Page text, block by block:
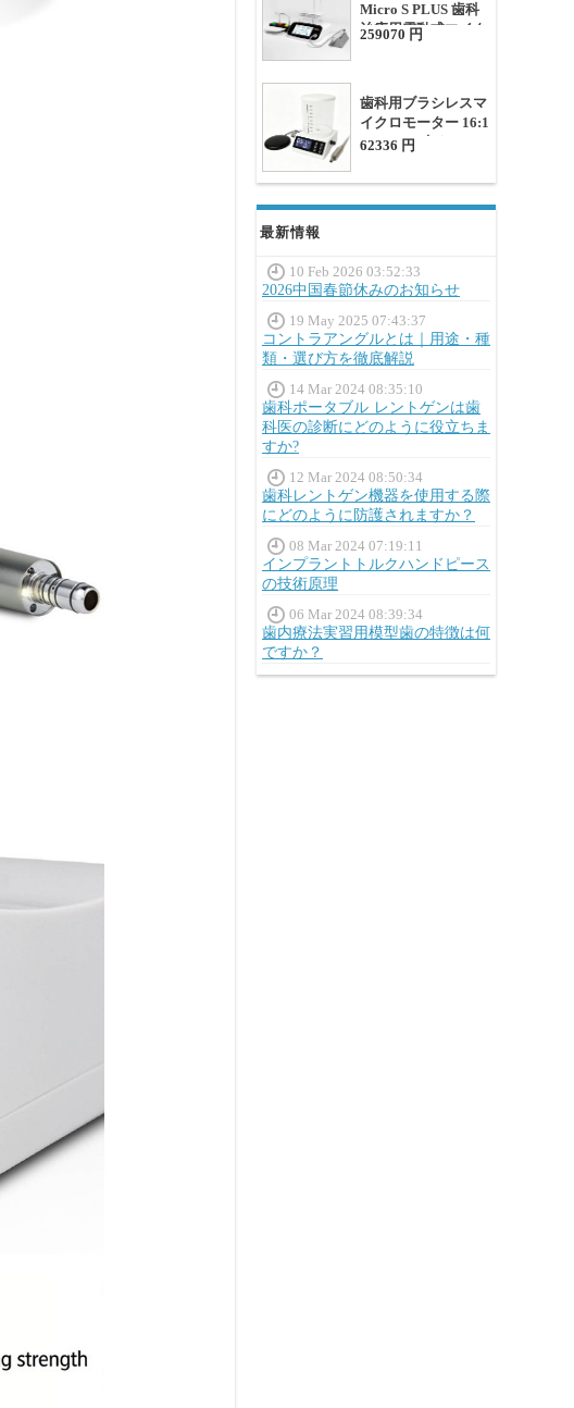
Micro S PLUS 歯科
治療用電動式マイク
259070 円
歯科用ブラシレスマ
イクロモーター 16:1
/ 1:1 / 1:5 水タンク
62336 円
最新情報
10 Feb 2026 03:52:33
2026中国春節休みのお知らせ
19 May 2025 07:43:37
コントラアングルとは｜用途・種
類・選び方を徹底解説
14 Mar 2024 08:35:10
歯科ポータブル レントゲンは歯
科医の診断にどのように役立ちま
すか?
12 Mar 2024 08:50:34
歯科レントゲン機器を使用する際
にどのように防護されますか？
08 Mar 2024 07:19:11
インプラントトルクハンドピース
の技術原理
06 Mar 2024 08:39:34
歯内療法実習用模型歯の特徴は何
ですか？